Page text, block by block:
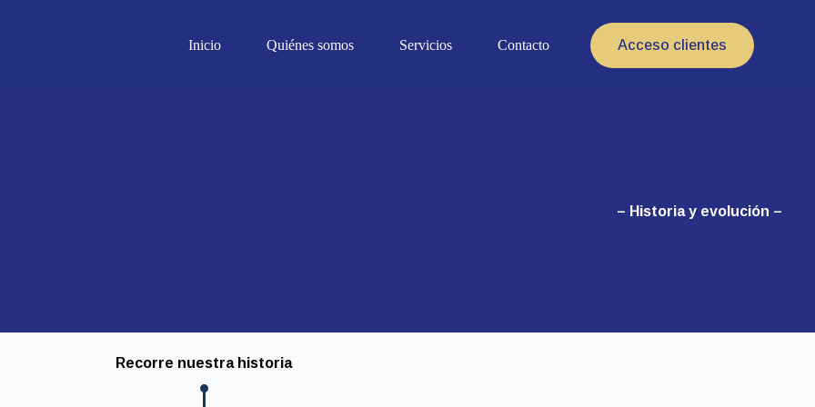
Inicio Quiénes somos Servicios Contacto Acceso clientes
– Historia y evolución –
Recorre nuestra historia